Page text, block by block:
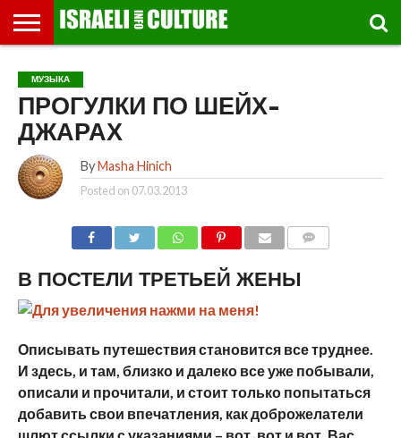
МУЗЕИ
СТРАНА
ФЕСТИВАЛЕЙ
ТЕАТР
КНИГИ.
ТЕКСТЫ
МУЗЫКА
РЕЛИГИЯ/
ИСТОРИЯ
ДВИЖЕНИЕ
ДЕТИ
ВЫХОДНОГО
ДНЯ
МАРШРУТЫ
ПРОГУЛЬЩИКА
ВИДЕО-
РЕЧИ
ВПЕЧАТЛЕНИЯ
ВСТРЕЧИ
И
ЛЕКЦИИ
ИНТЕРВЬЮ
КИНО
TEL
AVIV
GLOBAL
МУЗЫКА
ПРОГУЛКИ ПО ШЕЙХ-
ДЖАРАХ
By Masha Hinich
Posted on 07.03.2013
В ПОСТЕЛИ ТРЕТЬЕЙ ЖЕНЫ
Описывать путешествия становится все труднее.
И здесь, и там, близко и далеко все уже побывали,
описали и прочитали, и стоит только попытаться
добавить свои впечатления, как доброжелатели